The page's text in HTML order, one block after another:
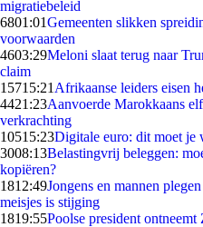
migratiebeleid
6801:01Gemeenten slikken
voorwaarden
4603:29Meloni slaat terug naar
claim
15715:21 Afrikaanse leiders eisen
4421:23Aanvoerde Marokkaans
verkrachting
10515:23Digitale euro: dit moet je
3008:13Belastingvrij beleggen:
kopiëren?
1812:49Jongens en mannen
meisjes is stijging
1819:55Poolse president